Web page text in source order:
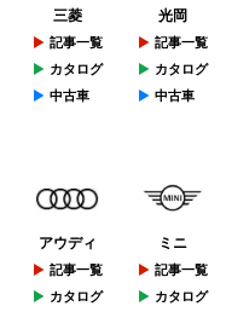
三菱
記事一覧
カタログ
中古車
光岡
記事一覧
カタログ
中古車
アウディ
記事一覧
カタログ
ミニ
記事一覧
カタログ